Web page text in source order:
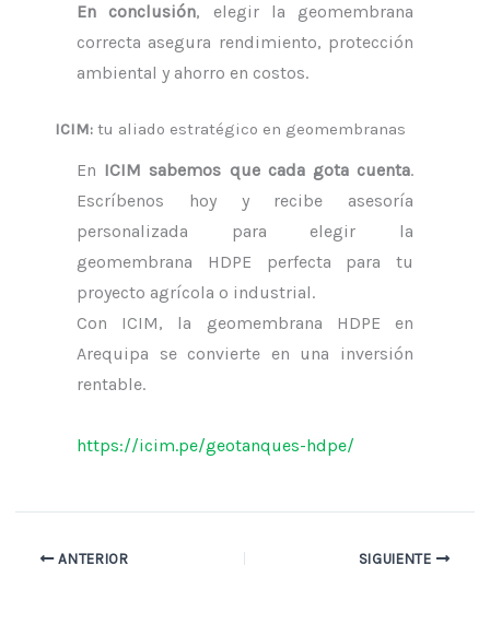
En conclusión, elegir la geomembrana
correcta asegura rendimiento, protección
ambiental y ahorro en costos.
ICIM: tu aliado estratégico en geomembranas
En ICIM sabemos que cada gota cuenta.
Escríbenos hoy y recibe asesoría
personalizada para elegir la
geomembrana HDPE perfecta para tu
proyecto agrícola o industrial.
Con ICIM, la geomembrana HDPE en
Arequipa se convierte en una inversión
rentable.
https://icim.pe/geotanques-hdpe/
ANTERIOR SIGUIENTE